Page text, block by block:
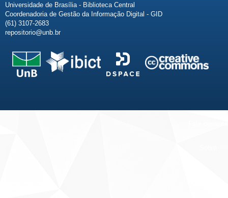
Universidade de Brasília - Biblioteca Central
Coordenadoria de Gestão da Informação Digital - GID
(61) 3107-2683
repositorio@unb.br